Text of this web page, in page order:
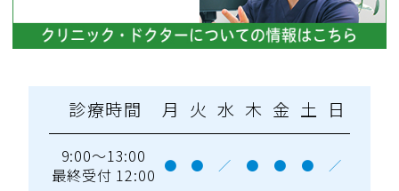
診療時間 月 火 水 木 金 土 日
9:00～13:00
最終受付 12:00 ● ● ／ ● ● ● ／